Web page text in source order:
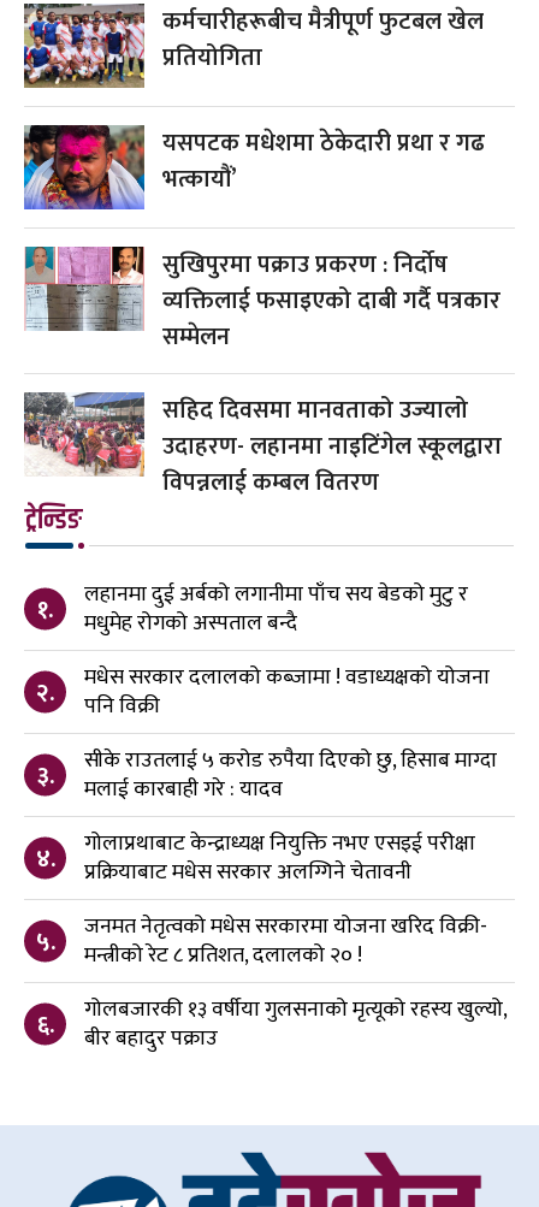
कर्मचारीहरूबीच मैत्रीपूर्ण फुटबल खेल
प्रतियोगिता
यसपटक मधेशमा ठेकेदारी प्रथा र गढ
भत्कायौं’
सुखिपुरमा पक्राउ प्रकरण : निर्दोष
व्यक्तिलाई फसाइएको दाबी गर्दै पत्रकार
सम्मेलन
सहिद दिवसमा मानवताको उज्यालो
उदाहरण- लहानमा नाइटिंगेल स्कूलद्वारा
विपन्नलाई कम्बल वितरण
ट्रेन्डिङ
१.
लहानमा दुई अर्बको लगानीमा पाँच सय बेडको मुटु र
मधुमेह रोगको अस्पताल बन्दै
२.
मधेस सरकार दलालको कब्जामा ! वडाध्यक्षको योजना
पनि विक्री
३.
सीके राउतलाई ५ करोड रुपैया दिएको छु, हिसाब माग्दा
मलाई कारबाही गरे : यादव
४.
गोलाप्रथाबाट केन्द्राध्यक्ष नियुक्ति नभए एसइई परीक्षा
प्रक्रियाबाट मधेस सरकार अलग्गिने चेतावनी
५.
जनमत नेतृत्वको मधेस सरकारमा योजना खरिद विक्री-
मन्त्रीको रेट ८ प्रतिशत, दलालको २० !
६.
गोलबजारकी १३ वर्षीया गुलसनाको मृत्यूको रहस्य खुल्यो,
बीर बहादुर पक्राउ